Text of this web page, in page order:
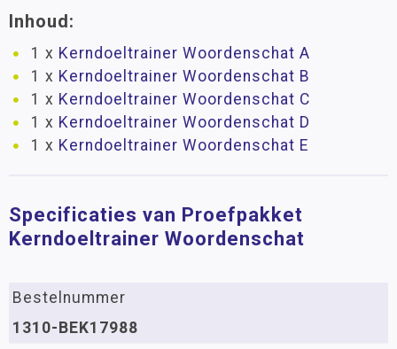
Inhoud:
1 x Kerndoeltrainer Woordenschat A
1 x Kerndoeltrainer Woordenschat B
1 x Kerndoeltrainer Woordenschat C
1 x Kerndoeltrainer Woordenschat D
1 x Kerndoeltrainer Woordenschat E
Specificaties van Proefpakket
Kerndoeltrainer Woordenschat
Bestelnummer
1310-BEK17988